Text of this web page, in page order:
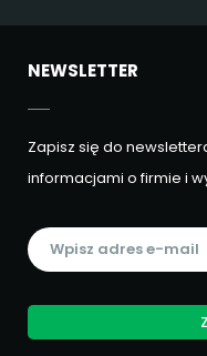
NEWSLETTER
Zapisz się do
informacjami o firmie i